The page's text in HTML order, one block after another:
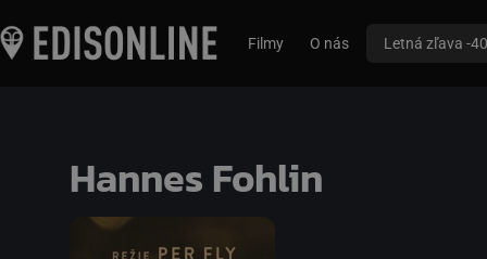
Filmy O nás Letná zľava -
Hannes Fohlin